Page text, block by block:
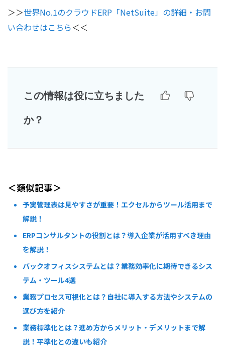
＞＞世界No.1のクラウドERP「NetSuite」の詳細・お問
い合わせはこちら＜＜
この情報は役に立ちました
か？
＜類似記事＞
予実管理表は見やすさが重要！エクセルからツール活用まで
解説！
ERPコンサルタントの役割とは？導入企業が活用すべき理由
を解説！
バックオフィスシステムとは？業務効率化に期待できるシス
テム・ツール4選
業務プロセス可視化とは？自社に導入する方法やシステムの
選び方を紹介
業務標準化とは？進め方からメリット・デメリットまで解
説！平準化との違いも紹介